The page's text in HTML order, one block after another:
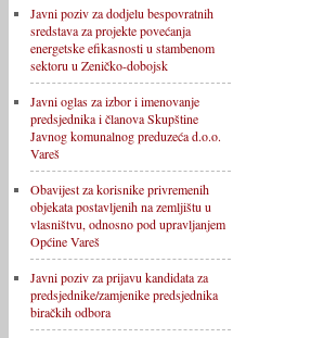
Javni poziv za dodjelu bespovratnih
sredstava za projekte povećanja
energetske efikasnosti u stambenom
sektoru u Zeničko-dobojsk
Javni oglas za izbor i imenovanje
predsjednika i članova Skupštine
Javnog komunalnog preduzeća d.o.o.
Vareš
Obavijest za korisnike privremenih
objekata postavljenih na zemljištu u
vlasništvu, odnosno pod upravljanjem
Općine Vareš
Javni poziv za prijavu kandidata za
predsjednike/zamjenike predsjednika
biračkih odbora